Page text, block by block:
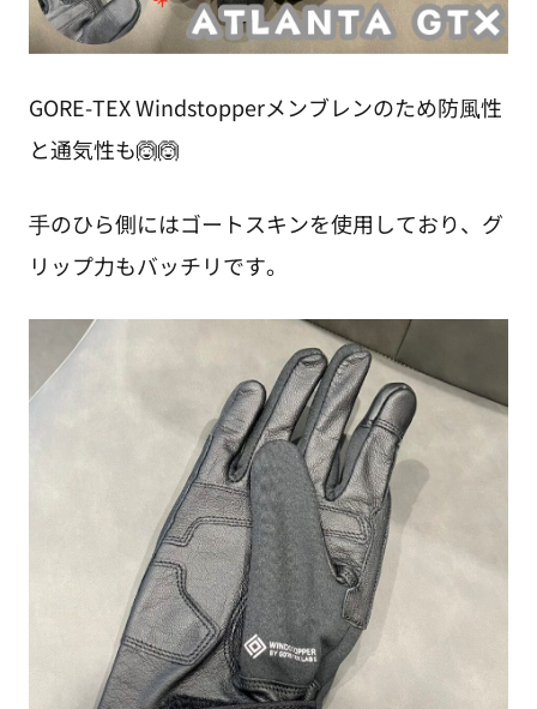
GORE-TEX Windstopperメンブレンのため防⾵性
と通気性も🙆🙆
⼿のひら側にはゴートスキンを使用しており、グ
リップ力もバッチリです。